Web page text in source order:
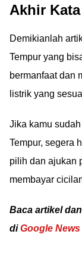
Akhir Kata
Demikianlah
Tempur yang
bermanfaat dan
listrik yang
Jika kamu
Tempur, segera
pilih dan ajukan
membayar
Baca artikel
diGoogle News